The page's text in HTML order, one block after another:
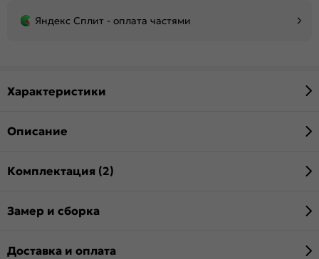
Яндекс Сплит - оплата частями
Характеристики
Описание
Комплектация (2)
Замер и сборка
Доставка и оплата